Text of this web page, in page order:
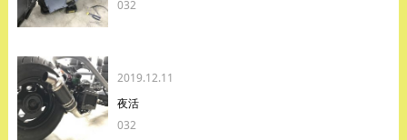
032
2019.12.11
夜活
032